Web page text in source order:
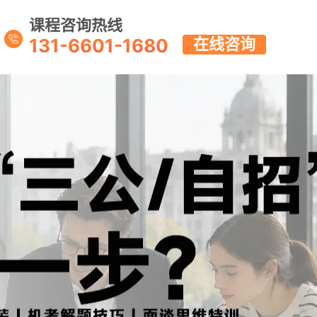
课程咨询热线
131-6601-1680 在线咨询